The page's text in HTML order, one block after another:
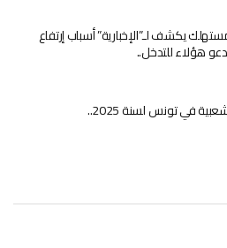
يكشف لـ”الإخبارية” أسباب إرتفاع
هؤلاء للتدخل..
في تونس لسنة 2025..